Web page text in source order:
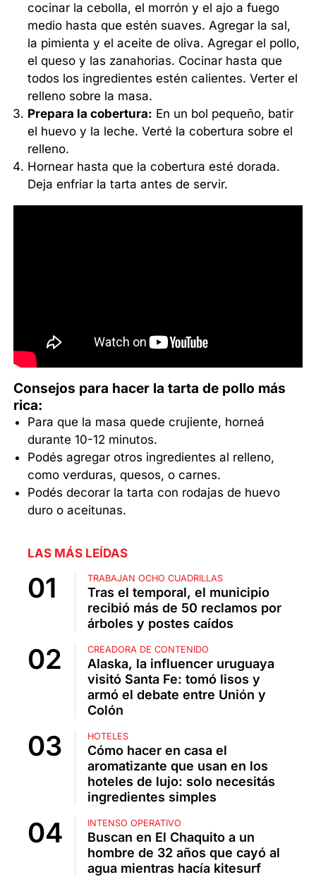
cocinar la cebolla, el morrón y el ajo a fuego
medio hasta que estén suaves. Agregar la sal,
la pimienta y el aceite de oliva. Agregar el pollo,
el queso y las zanahorias. Cocinar hasta que
todos los ingredientes estén calientes. Verter el
relleno sobre la masa.
Prepara la cobertura: En un bol pequeño, batir
el huevo y la leche. Verté la cobertura sobre el
relleno.
Hornear hasta que la cobertura esté dorada.
Deja enfriar la tarta antes de servir.
Consejos para hacer la tarta de pollo más
rica:
Para que la masa quede crujiente, horneá
durante 10-12 minutos.
Podés agregar otros ingredientes al relleno,
como verduras, quesos, o carnes.
Podés decorar la tarta con rodajas de huevo
duro o aceitunas.
LAS MÁS LEÍDAS
TRABAJAN OCHO CUADRILLAS
Tras el temporal, el municipio
recibió más de 50 reclamos por
árboles y postes caídos
CREADORA DE CONTENIDO
Alaska, la influencer uruguaya
visitó Santa Fe: tomó lisos y
armó el debate entre Unión y
Colón
HOTELES
Cómo hacer en casa el
aromatizante que usan en los
hoteles de lujo: solo necesitás
ingredientes simples
INTENSO OPERATIVO
Buscan en El Chaquito a un
hombre de 32 años que cayó al
agua mientras hacía kitesurf